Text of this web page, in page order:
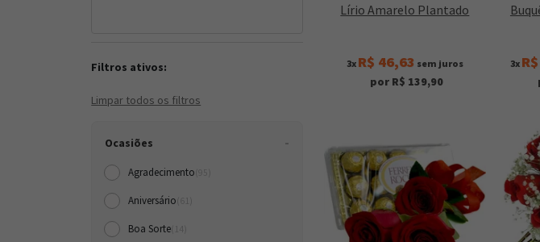
Filtros ativos:
Limpar todos os filtros
Ocasiões
Agradecimento
Aniversário
Boa Sorte
Lírio Amarelo Plantado
3x R$ 46,63 sem juros
por R$ 139,90
3x